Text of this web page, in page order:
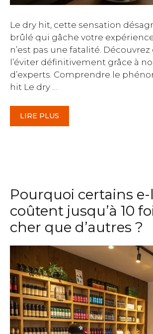
Le dry hit, cette sensation
brûlé qui gâche votre
n’est pas une fatalité.
l’éviter définitivement grâce à
d’experts. Comprendre le
hit Le dry …
LIRE PLUS
Pourquoi certains
coûtent jusqu’à 10
cher que d’autres ?